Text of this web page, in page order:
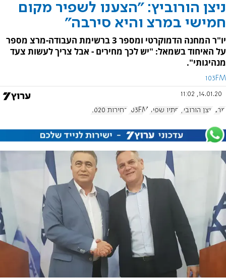
ניצן הורוביץ: "הצענו לשפיר מקום
חמישי במרצ והיא סירבה"
יו"ר המחנה הדמוקרטי ומספר 3 ברשימת העבודה-מרצ מספר
על האיחוד בשמאל: "יש לכך מחירים - אבל צריך לעשות צעד
מנהיגותי".
103FM
14.01.20, 11:02
מרצ ניצן הורוביץ סתיו שפיר 103FM בחירות 2020